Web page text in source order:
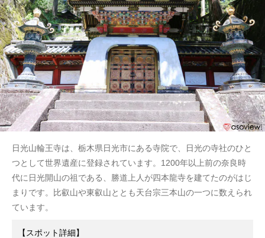
日光山輪王寺は、栃木県日光市にある寺院で、日光の寺社のひと
つとして世界遺産に登録されています。1200年以上前の奈良時
代に日光開山の祖である、勝道上人が四本龍寺を建てたのがはじ
まりです。比叡山や東叡山ととも天台宗三本山の一つに数えられ
ています。
【スポット詳細】